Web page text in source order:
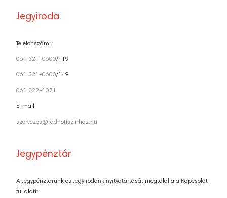
Jegyiroda
Telefonszám:
061 321-0600/119
061 321-0600/149
061 322-1071
E-mail:
szervezes@radnotiszinhaz.hu
Jegypénztár
A Jegypénztárunk és Jegyirodánk nyitvatartását megtalálja a Kapcsolat
fül alatt.